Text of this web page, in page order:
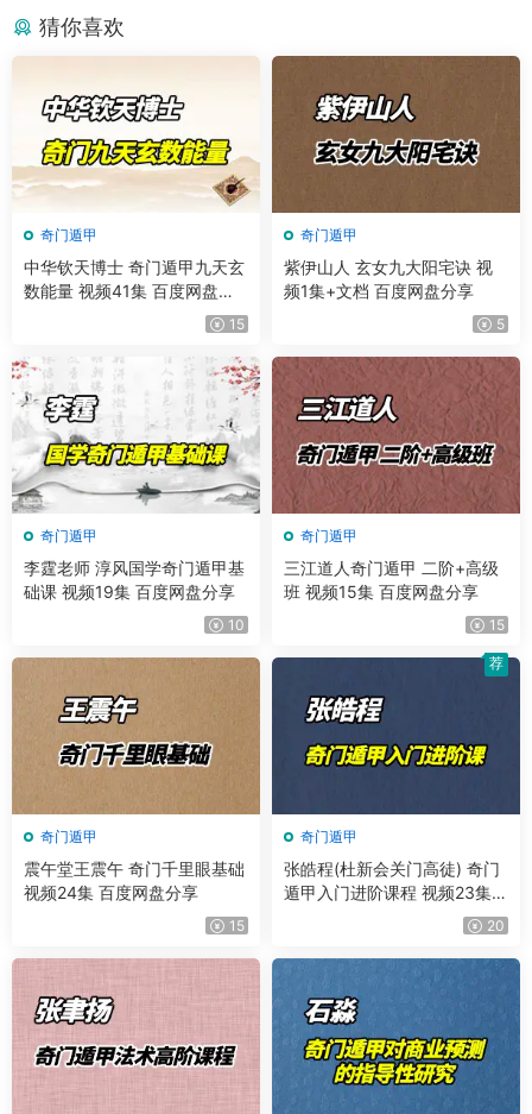
猜你喜欢
奇门遁甲
中华钦天博士 奇门遁甲九天玄
数能量 视频41集 百度网盘分
15
奇门遁甲
紫伊山人 玄女九大阳宅诀 视
频1集+文档 百度网盘分享
5
奇门遁甲
李霆老师 淳风国学奇门遁甲基
础课 视频19集 百度网盘分享
10
奇门遁甲
三江道人奇门遁甲 二阶+高级
班 视频15集 百度网盘分享
15
奇门遁甲
震午堂王震午 奇门千里眼基础
视频24集 百度网盘分享
15
奇门遁甲
张皓程(杜新会关门高徒) 奇门
遁甲入门进阶课程 视频23集
20
荐